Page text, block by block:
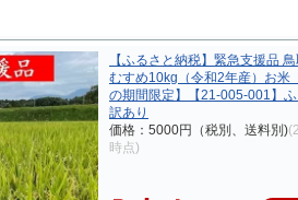
【ふるさと納税】緊急支援品
むすめ10kg（令和2年産）お米
の期間限定】【21-005-001】
訳あり
価格：5000円（税別、送料別)
時点)